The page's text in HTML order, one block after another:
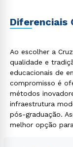
Diferenciais
Ao escolher a
qualidade e
educacionais de
compromisso é
métodos
infraestrutura
pós-graduação.
melhor opção